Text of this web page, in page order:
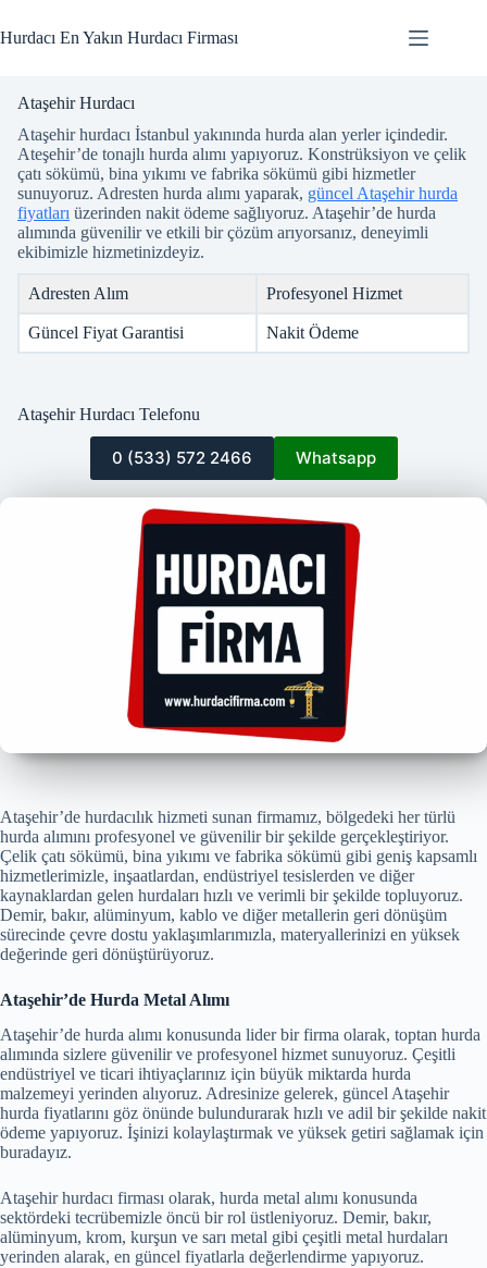
to
content
Hurdacı En Yakın Hurdacı Firması
Ataşehir Hurdacı
Ataşehir hurdacı İstanbul yakınında hurda alan yerler içindedir.
Ateşehir’de tonajlı hurda alımı yapıyoruz. Konstrüksiyon ve çelik
çatı sökümü, bina yıkımı ve fabrika sökümü gibi hizmetler
sunuyoruz. Adresten hurda alımı yaparak, güncel Ataşehir hurda
fiyatları üzerinden nakit ödeme sağlıyoruz. Ataşehir’de hurda
alımında güvenilir ve etkili bir çözüm arıyorsanız, deneyimli
ekibimizle hizmetinizdeyiz.
Adresten Alım Profesyonel Hizmet
Güncel Fiyat Garantisi Nakit Ödeme
Ataşehir Hurdacı Telefonu
0 (533) 572 2466 Whatsapp
Ataşehir’de hurdacılık hizmeti sunan firmamız, bölgedeki her türlü
hurda alımını profesyonel ve güvenilir bir şekilde gerçekleştiriyor.
Çelik çatı sökümü, bina yıkımı ve fabrika sökümü gibi geniş kapsamlı
hizmetlerimizle, inşaatlardan, endüstriyel tesislerden ve diğer
kaynaklardan gelen hurdaları hızlı ve verimli bir şekilde topluyoruz.
Demir, bakır, alüminyum, kablo ve diğer metallerin geri dönüşüm
sürecinde çevre dostu yaklaşımlarımızla, materyallerinizi en yüksek
değerinde geri dönüştürüyoruz.
Ataşehir’de Hurda Metal Alımı
Ataşehir’de hurda alımı konusunda lider bir firma olarak, toptan hurda
alımında sizlere güvenilir ve profesyonel hizmet sunuyoruz. Çeşitli
endüstriyel ve ticari ihtiyaçlarınız için büyük miktarda hurda
malzemeyi yerinden alıyoruz. Adresinize gelerek, güncel Ataşehir
hurda fiyatlarını göz önünde bulundurarak hızlı ve adil bir şekilde nakit
ödeme yapıyoruz. İşinizi kolaylaştırmak ve yüksek getiri sağlamak için
buradayız.
Ataşehir hurdacı firması olarak, hurda metal alımı konusunda
sektördeki tecrübemizle öncü bir rol üstleniyoruz. Demir, bakır,
alüminyum, krom, kurşun ve sarı metal gibi çeşitli metal hurdaları
yerinden alarak, en güncel fiyatlarla değerlendirme yapıyoruz.